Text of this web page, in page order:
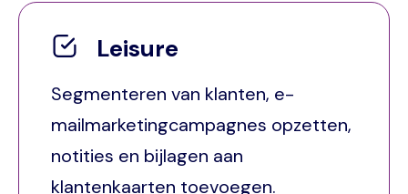
Leisure
Segmenteren van klanten, e-
mailmarketingcampagnes opzetten,
notities en bijlagen aan
klantenkaarten toevoegen.